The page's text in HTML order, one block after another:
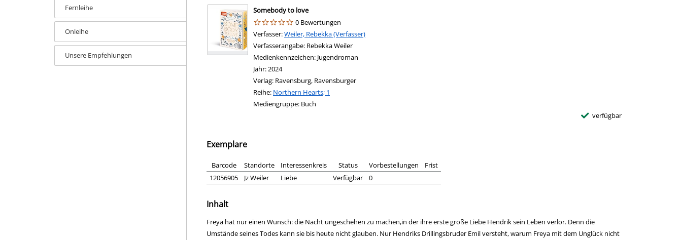
Fernleihe
Onleihe
Unsere Empfehlungen
Somebody to love
0 Bewertungen
Verfasser:Suche nach diesem Verfasser
Weiler, Rebekka (Verfasser)
Verfasserangabe: Rebekka Weiler
Medienkennzeichen: Jugendroman
Jahr:2024
Verlag: Ravensburg, Ravensburger
Reihe: Northern Hearts; 1
Mediengruppe: Buch
verfügbar
Exemplare
Barcode Standorte Interessenkreis Status Vorbestellungen
Frist
12056905
Jz Weiler Liebe Verfügbar 0
Inhalt
Freya hat nur einen Wunsch: die Nacht ungeschehen zu machen,in der ihre erste große Liebe Hendrik sein Leben verlor. Denn die
Umstände seines Todes kann sie bis heute nicht glauben. Nur Hendriks Drillingsbruder Emil versteht, warum Freya mit dem Unglück nicht